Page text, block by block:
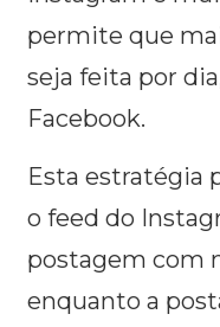
permite que
seja feita por
Facebook.
Esta estratégia
o feed do
postagem com
enquanto a